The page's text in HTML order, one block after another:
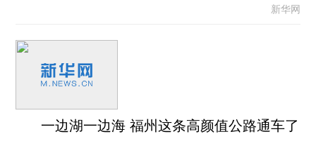
新华网
一边湖一边海 福州这条高颜值公路通车了